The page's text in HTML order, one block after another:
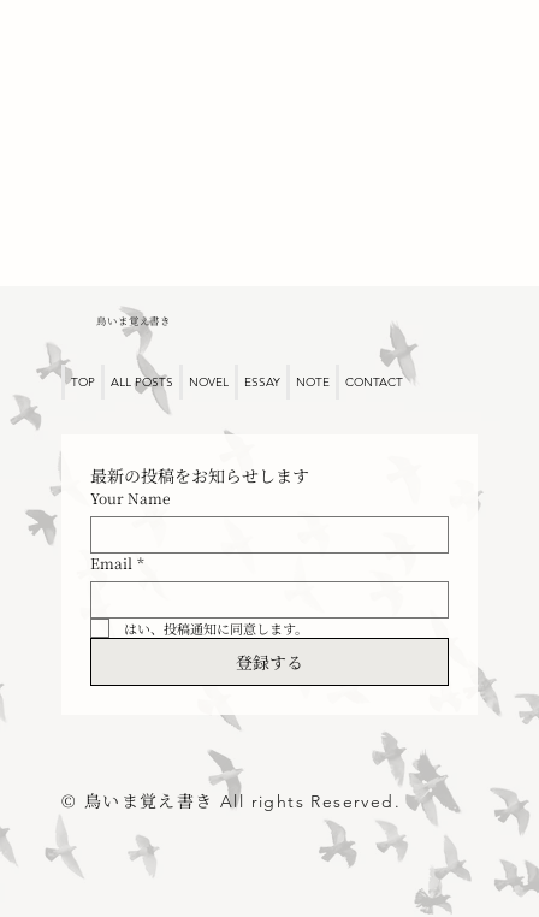
鳥いま覚え書き
TOP ALL POSTS NOVEL ESSAY NOTE CONTACT
最新の投稿をお知らせします
Your Name
Email *
はい、投稿通知に同意します。
登録する
© 鳥いま覚え書き All rights Reserved.